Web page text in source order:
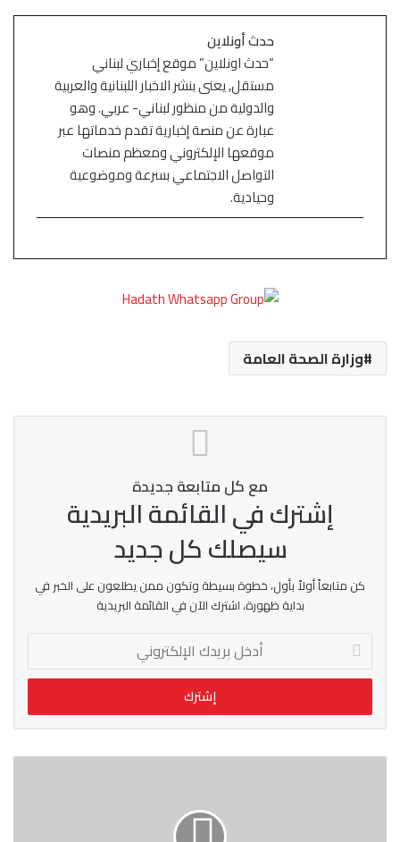
حدث أونلاين
“حدث اونلاين” موقع إخباري لبناني
مستقل, يعنى بنشر الاخبار اللبنانية والعربية
والدولية من منظور لبناني- عربي. وهو
عبارة عن منصة إخبارية تقدم خدماتها عبر
موقعها الإلكتروني ومعظم منصات
التواصل الاجتماعي بسرعة وموضوعية
وحيادية.
وزارة الصحة العامة
مع كل متابعة جديدة
إشترك في القائمة البريدية
سيصلك كل جديد
كن متابعاً أولاً بأول، خطوة بسيطة وتكون ممن يطلعون على الخبر في
بداية ظهورة، اشترك الآن في القائمة البريدية
أدخل
بريدك
الإلكتروني
ثورة